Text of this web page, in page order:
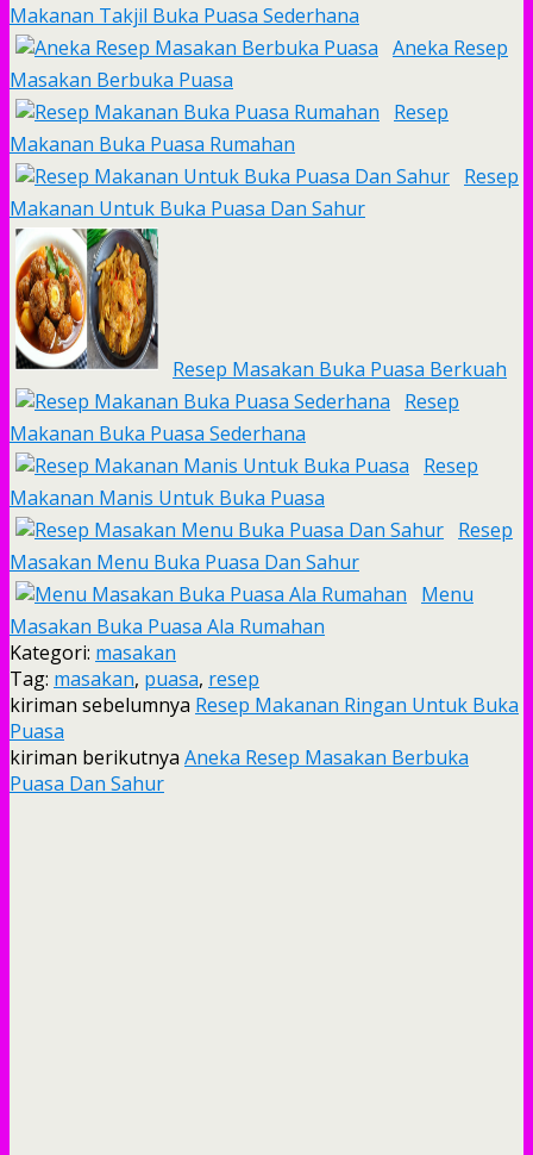
Makanan Takjil Buka Puasa Sederhana
Aneka Resep
Masakan Berbuka Puasa
Resep
Makanan Buka Puasa Rumahan
Resep
Makanan Untuk Buka Puasa Dan Sahur
Resep Masakan Buka Puasa Berkuah
Resep
Makanan Buka Puasa Sederhana
Resep
Makanan Manis Untuk Buka Puasa
Resep
Masakan Menu Buka Puasa Dan Sahur
Menu
Masakan Buka Puasa Ala Rumahan
Kategori: masakan
Tag: masakan, puasa, resep
kiriman sebelumnya Resep Makanan Ringan Untuk Buka
Puasa
kiriman berikutnya Aneka Resep Masakan Berbuka
Puasa Dan Sahur